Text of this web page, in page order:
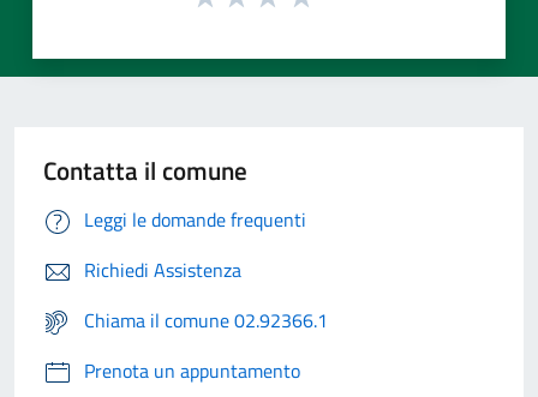
Contatta il comune
Leggi le domande frequenti
Richiedi Assistenza
Chiama il comune 02.92366.1
Prenota un appuntamento